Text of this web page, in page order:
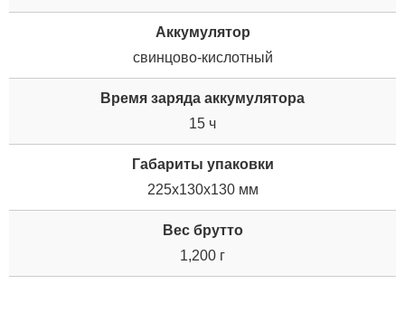
Аккумулятор
свинцово-кислотный
Время заряда аккумулятора
15 ч
Габариты упаковки
225x130x130 мм
Вес брутто
1,200 г